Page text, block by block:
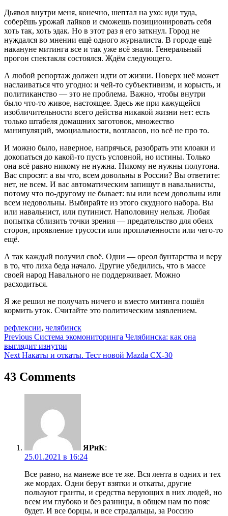
Дьявол внутри меня, конечно, шептал на ухо: иди туда,
соберёшь урожай лайков и сможешь позиционировать себя
хоть так, хоть эдак. Но в этот раз я его заткнул. Город не
нуждался во мнении ещё одного журналиста. В городе ещё
накануне митинга все и так уже всё знали. Генеральный
прогон спектакля состоялся. Ждём следующего.
А любой репортаж должен идти от жизни. Поверх неё может
наслаиваться что угодно: и чей-то субъективизм, и корысть, и
политиканство — это не проблема. Важно, чтобы внутри
было что-то живое, настоящее. Здесь же при кажущейся
изобличительности всего действа никакой жизни нет: есть
только штабеля домашних заготовок, множество
манипуляций, эмоциальности, возгласов, но всё не про то.
И можно было, наверное, напрячься, разобрать эти клоаки и
докопаться до какой-то пусть условной, но истины. Только
она всё равно никому не нужна. Никому не нужны полутона.
Вас спросят: а вы что, всем довольны в России? Вы ответите:
нет, не всем. И вас автоматическим запишут в навальнисты,
потому что по-другому не бывает: вы или всем довольны или
всем недовольны. Выбирайте из этого скудного набора. Вы
или навальнист, или путинист. Наполовину нельзя. Любая
попытка сблизить точки зрения — предательство для обеих
сторон, проявление трусости или проплаченности или чего-то
ещё.
А так каждый получил своё. Одни — ореол бунтарства и веру
в то, что лиха беда начало. Другие убедились, что в массе
своей народ Навального не поддерживает. Можно
расходиться.
Я же решил не получать ничего и вместо митинга пошёл
кормить уток. Считайте это политическим заявлением.
рефлексии, челябинск
Навигация
по
Previous Система экомониторинга Челябинска: как она
выглядит изнутри
Next Накаты и откаты. Тест новой Mazda CX-30
43 Comments
ЯРиК:
25.01.2021 в 16:24
Все равно, на манеже все те же. Вся лента в одних и тех
же мордах. Одни берут взятки и откаты, другие
пользуют гранты, и средства верующих в них людей, но
всем им глубоко и без разницы, в общем нам по пояс
будет. И все борцы, и все страдальцы, за Россию